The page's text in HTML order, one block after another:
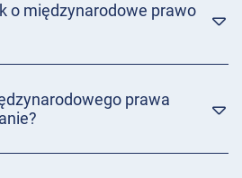
o międzynarodowe prawo
prawa